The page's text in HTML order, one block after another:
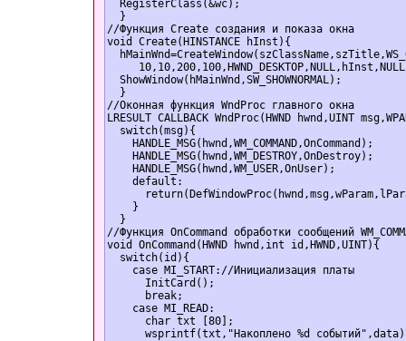
RegisterClass(&wc);
}
//Функция Create создания и показа окна
void Create(HINSTANCE hInst){
ShowWindow(hMainWnd,SW_SHOWNORMAL);
}
//Оконная функция WndProc главного окна
LRESULT CALLBACK WndProc(HWND hwnd,UINT
switch(msg){
HANDLE_MSG(hwnd,WM_COMMAND,OnCommand);
HANDLE_MSG(hwnd,WM_DESTROY,OnDestroy);
HANDLE_MSG(hwnd,WM_USER,OnUser);
default:
}
}
//Функция OnCommand обработки сообщений
void OnCommand(HWND hwnd,int id,HWND,UINT){
switch(id){
case MI_START://Инициализация платы
InitCard();
break;
case MI_READ:
char txt [80];
wsprintf(txt,"Накоплено %d